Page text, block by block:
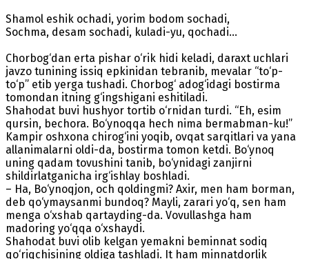
Shamol eshik ochadi, yorim bodom sochadi,
Sochma, desam sochadi, kuladi-yu, qochadi...
Chorbog‘dan erta pishar o‘rik hidi keladi, daraxt uchlari
javzo tunining issiq epkinidan tebranib, mevalar “to‘p-
to‘p” etib yerga tushadi. Chorbog‘ adog‘idagi bostirma
tomondan itning g‘ingshigani eshitiladi.
Shahodat buvi hushyor tortib o‘rnidan turdi. “Eh, esim
qursin, bechora. Bo‘ynoqqa hech nima bermabman-ku!”
Kampir oshxona chirog‘ini yoqib, ovqat sarqitlari va yana
allanimalarni oldi-da, bostirma tomon ketdi. Bo‘ynoq
uning qadam tovushini tanib, bo‘ynidagi zanjirni
shildirlatganicha irg‘ishlay boshladi.
– Ha, Bo‘ynoqjon, och qoldingmi? Axir, men ham borman,
deb qo‘ymaysanmi bundoq? Mayli, zarari yo‘q, sen ham
menga o‘xshab qartayding-da. Vovullashga ham
madoring yo‘qqa o‘xshaydi.
Shahodat buvi olib kelgan yemakni beminnat sodiq
qo‘riqchisining oldiga tashladi. It ham minnatdorlik